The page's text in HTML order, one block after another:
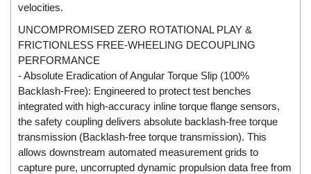
Elettrotek Kabel
ELGO Electronic
ELIS PLZEŇ
ELMEKO
ELMESS-Thermosystemtechnik
Eltex-Elektrostatik
Eltherm
ELTRA Encoder
velocities.
UNCOMPROMISED ZERO ROTATIONAL PLAY &
FRICTIONLESS FREE-WHEELING DECOUPLING
PERFORMANCE
- Absolute Eradication of Angular Torque Slip (100%
Backlash-Free): Engineered to protect test benches
integrated with high-accuracy inline torque flange sensors,
the safety coupling delivers absolute backlash-free torque
transmission (Backlash-free torque transmission). This
allows downstream automated measurement grids to
capture pure, uncorrupted dynamic propulsion data free from